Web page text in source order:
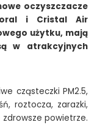
oczyszczacze
i Cristal Air
użytku, mają
w atrakcyjnych
cząsteczki PM2.5,
roztocza, zarazki,
powietrze.